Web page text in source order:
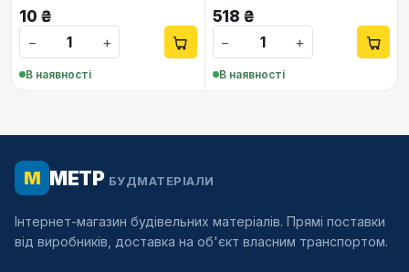
10 ₴
−
+
В наявності
518 ₴
−
+
В наявності
М МЕТР БУДМАТЕРІАЛИ
Інтернет-магазин будівельних матеріалів. Прямі поставки
від виробників, доставка на об'єкт власним транспортом.